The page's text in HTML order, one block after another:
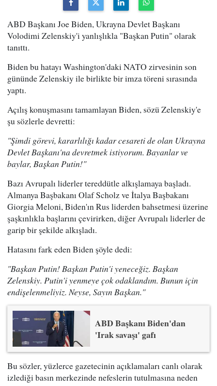
ABD Başkanı Joe Biden, Ukrayna Devlet Başkanı
Volodimi Zelenskiy'i yanlışlıkla "Başkan Putin" olarak
tanıttı.
Biden bu hatayı Washington'daki NATO zirvesinin son
gününde Zelenskiy ile birlikte bir imza töreni sırasında
yaptı.
Açılış konuşmasını tamamlayan Biden, sözü Zelenskiy'e
şu sözlerle devretti:
"Şimdi görevi, kararlılığı kadar cesareti de olan Ukrayna
Devlet Başkanı'na devretmek istiyorum. Bayanlar ve
baylar, Başkan Putin!"
Bazı Avrupalı liderler tereddütle alkışlamaya başladı.
Almanya Başbakanı Olaf Scholz ve İtalya Başbakanı
Giorgia Meloni, Biden'ın Rus liderden bahsetmesi üzerine
şaşkınlıkla başlarını çevirirken, diğer Avrupalı liderler de
garip bir şekilde alkışladı.
Hatasını fark eden Biden şöyle dedi:
"Başkan Putin! Başkan Putin'i yeneceğiz. Başkan
Zelenskiy. Putin'i yenmeye çok odaklandım. Bunun için
endişelenmeliyiz. Neyse, Sayın Başkan."
ABD Başkanı Biden'dan
'Irak savaşı' gafı
Bu sözler, yüzlerce gazetecinin açıklamaları canlı olarak
izlediği basın merkezinde nefeslerin tutulmasına neden